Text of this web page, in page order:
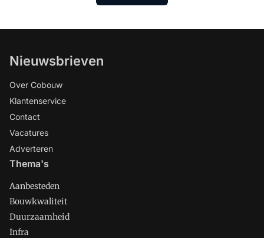
Nieuwsbrieven
Over Cobouw
Klantenservice
Contact
Vacatures
Adverteren
Thema's
Aanbesteden
Bouwkwaliteit
Duurzaamheid
Infra